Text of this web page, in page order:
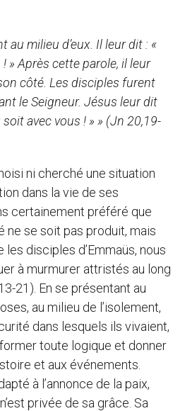
au milieu d’eux. Il leur dit : «
» Après cette parole, il leur
côté. Les disciples furent
le Seigneur. Jésus leur dit
avec vous ! » » (Jn 20,19-
ni cherché une situation
dans la vie de ses
certainement préféré que
ne se soit pas produit, mais
les disciples d’Emmaüs, nous
à murmurer attristés au long
21). En se présentant au
au milieu de l’isolement,
dans lesquels ils vivaient,
toute logique et donner
et aux événements.
à l’annonce de la paix,
privée de sa grâce. Sa